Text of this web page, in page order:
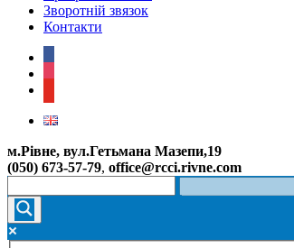
Зворотній звязок
Контакти
м.Рівне, вул.Гетьмана Мазепи,19
(050) 673-57-79, office@rcci.rivne.com